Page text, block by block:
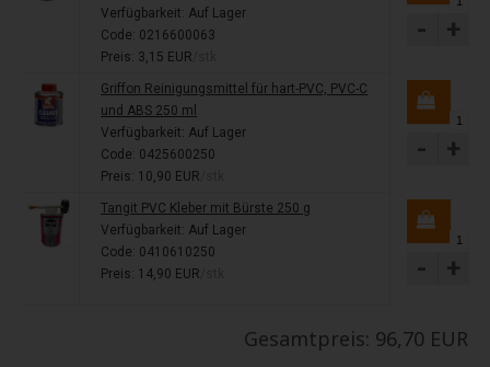
Verfügbarkeit: Auf Lager
Code: 0216600063
Preis: 3,15 EUR
- +
Griffon Reinigungsmittel für hart-PVC, PVC-C
und ABS 250 ml
Verfügbarkeit: Auf Lager
Code: 0425600250
Preis: 10,90 EUR
- +
Tangit PVC Kleber mit Bürste 250 g
Verfügbarkeit: Auf Lager
Code: 0410610250
Preis: 14,90 EUR
- +
Gesamtpreis: 96,70 EUR